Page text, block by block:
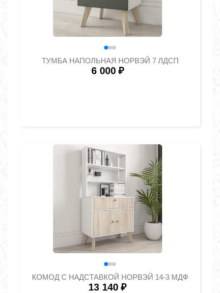
ТУМБА НАПОЛЬНАЯ НОРВЭЙ 7 ЛДСП
6 000 ₽
КОМОД С НАДСТАВКОЙ НОРВЭЙ 14-3 МДФ
13 140 ₽